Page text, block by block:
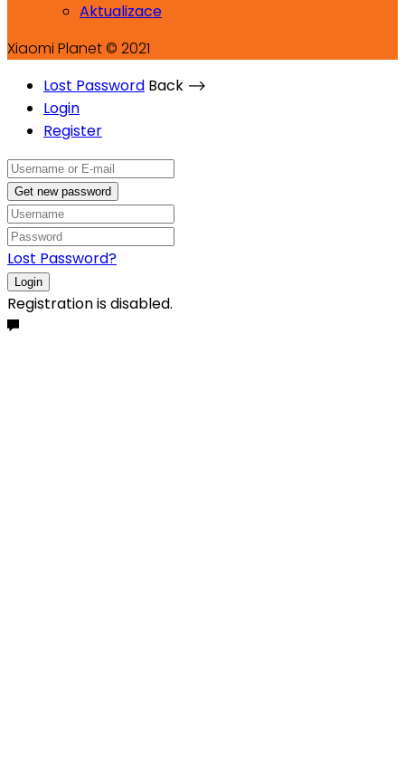
Aktualizace
Xiaomi Planet © 2021
Lost Password Back ⟶
Login
Register
Get new password
Lost Password?
Login
Registration is disabled.